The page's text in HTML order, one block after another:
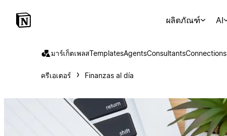
ผลิตภัณฑ์ AI
มาร์เก็ตเพลสTemplatesAgentsConsultantsConnections
ครีเอเตอร์ Finanzas al día